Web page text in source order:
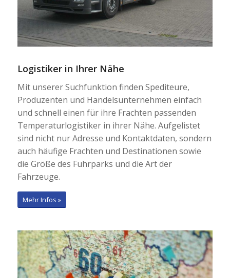
Logistiker in Ihrer Nähe
Mit unserer Suchfunktion finden Spediteure,
Produzenten und Handelsunternehmen einfach
und schnell einen für ihre Frachten passenden
Temperaturlogistiker in ihrer Nähe. Aufgelistet
sind nicht nur Adresse und Kontaktdaten, sondern
auch häufige Frachten und Destinationen sowie
die Größe des Fuhrparks und die Art der
Fahrzeuge.
Mehr Infos »